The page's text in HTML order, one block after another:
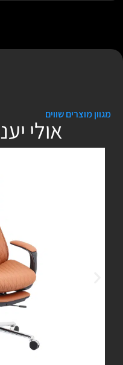
מגוון מוצרים שווים
אולי